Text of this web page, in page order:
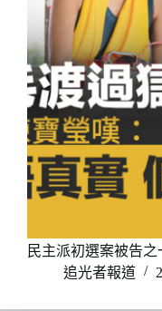
民主派初選案被告
追光者報道